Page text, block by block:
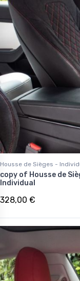
Housse de Sièges -
copy of Housse de
Individual
328,00 €